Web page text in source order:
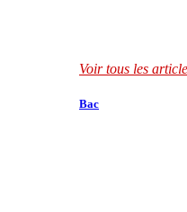
Voir tous les
Bac